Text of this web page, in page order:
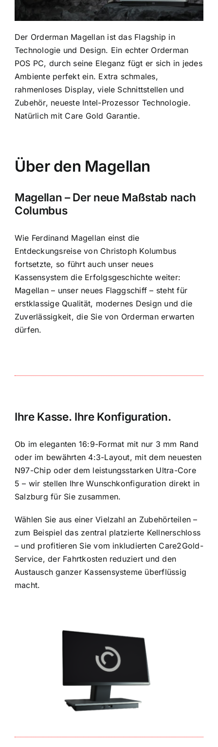
Der Orderman Magellan ist das Flagship in
Technologie und Design. Ein echter Orderman
POS PC, durch seine Eleganz fügt er sich in jedes
Ambiente perfekt ein. Extra schmales,
rahmenloses Display, viele Schnittstellen und
Zubehör, neueste Intel-Prozessor Technologie.
Natürlich mit Care Gold Garantie.
Über den Magellan
Magellan – Der neue Maßstab nach
Columbus
Wie Ferdinand Magellan einst die
Entdeckungsreise von Christoph Kolumbus
fortsetzte, so führt auch unser neues
Kassensystem die Erfolgsgeschichte weiter:
Magellan – unser neues Flaggschiff – steht für
erstklassige Qualität, modernes Design und die
Zuverlässigkeit, die Sie von Orderman erwarten
dürfen.
Ihre Kasse. Ihre Konfiguration.
Ob im eleganten 16:9-Format mit nur 3 mm Rand
oder im bewährten 4:3-Layout, mit dem neuesten
N97-Chip oder dem leistungsstarken Ultra-Core
5 – wir stellen Ihre Wunschkonfiguration direkt in
Salzburg für Sie zusammen.
Wählen Sie aus einer Vielzahl an Zubehörteilen –
zum Beispiel das zentral platzierte Kellnerschloss
– und profitieren Sie vom inkludierten Care2Gold-
Service, der Fahrtkosten reduziert und den
Austausch ganzer Kassensysteme überflüssig
macht.